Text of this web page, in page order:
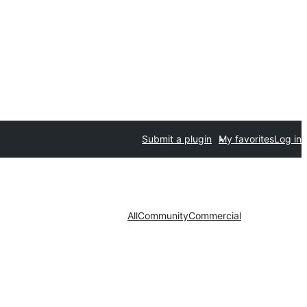
Submit a plugin My favoritesLog in
AllCommunityCommercial